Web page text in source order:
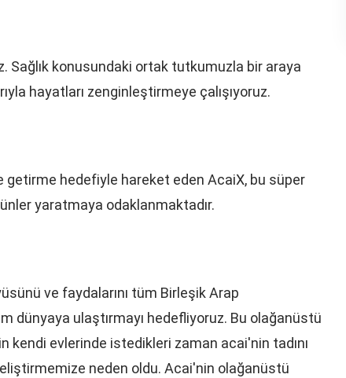
Sağlık konusundaki ortak tutkumuzla bir araya
hayatları zenginleştirmeye çalışıyoruz.
getirme hedefiyle hareket eden AcaiX, bu süper
yaratmaya odaklanmaktadır.
ve faydalarını tüm Birleşik Arap
dünyaya ulaştırmayı hedefliyoruz. Bu olağanüstü
evlerinde istedikleri zaman acai'nin tadını
neden oldu. Acai'nin olağanüstü